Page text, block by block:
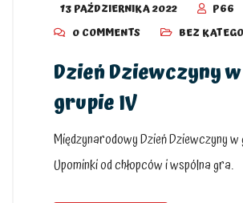
13 PAŹDZIERNIKA 2022
P66
0 COMMENTS
BEZ
Dzień Dziewczyny w
grupie IV
Międzynarodowy Dzień Dziewczyny w
Upominki od chłopców i wspólna gra.